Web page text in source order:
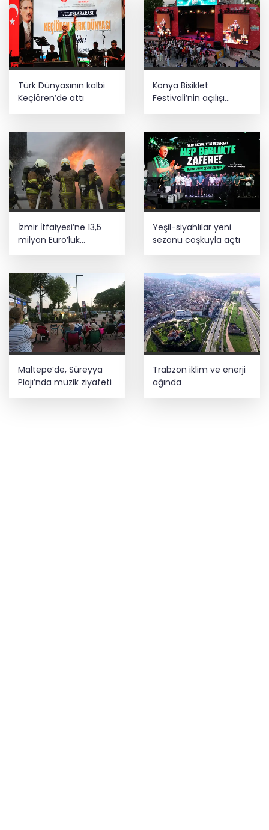
Türk Dünyasının kalbi
Keçiören’de attı
Konya Bisiklet
Festivali’nin açılışı
coşkuyla gerçekleşti
İzmir İtfaiyesi’ne 13,5
milyon Euro’luk
teknoloji yatırımı
Yeşil-siyahlılar yeni
sezonu coşkuyla açtı
Maltepe’de, Süreyya
Plajı’nda müzik ziyafeti
Trabzon iklim ve enerji
ağında